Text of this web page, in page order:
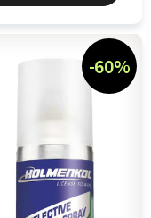
-60%